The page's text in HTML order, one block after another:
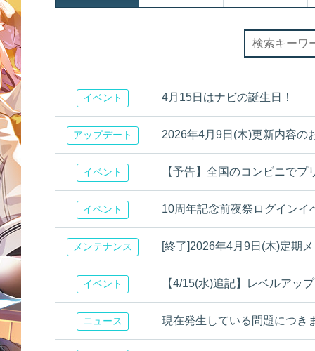
イベント 4月15日はナビの誕生日！
アップデート 2026年4月9日(木)更新内容の
イベント 【予告】全国のコンビニで
イベント 10周年記念前夜祭ログインイ
メンテナンス [終了]2026年4月9日(木)定期
イベント 【4/15(水)追記】レベルアッ
ニュース 現在発生している問題につき